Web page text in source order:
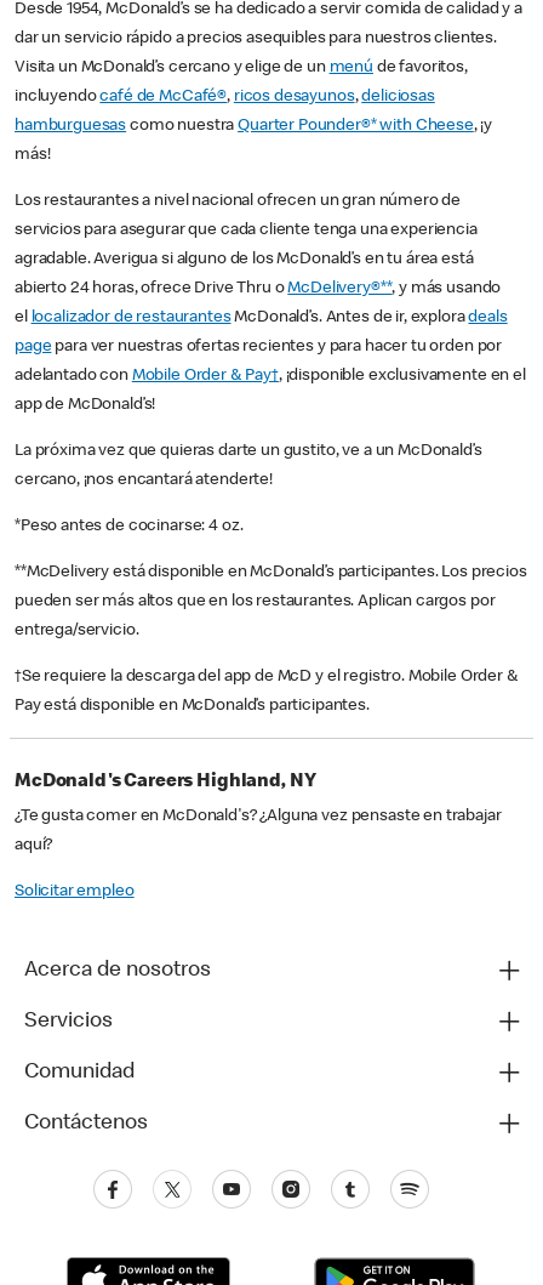
Desde 1954, McDonald’s se ha dedicado a servir comida de calidad y a
dar un servicio rápido a precios asequibles para nuestros clientes.
Visita un McDonald’s cercano y elige de un menú de favoritos,
incluyendocafé de McCafé®, ricos desayunos,deliciosas
hamburguesas como nuestraQuarter Pounder®* with Cheese, ¡y
más!
Los restaurantes a nivel nacional ofrecen un gran número de
servicios para asegurar que cada cliente tenga una experiencia
agradable. Averigua si alguno de los McDonald’s en tu área está
abierto 24 horas, ofrece Drive Thru oMcDelivery®**, y más usando
el localizador de restaurantesMcDonald’s. Antes de ir, exploradeals
pagepara ver nuestras ofertas recientes y para hacer tu orden por
adelantado con Mobile Order & Pay†, ¡disponible exclusivamente en el
app de McDonald’s!
La próxima vez que quieras darte un gustito, ve a un McDonald’s
cercano, ¡nos encantará atenderte!
*Peso antes de cocinarse: 4 oz.
**McDelivery está disponible en McDonald’s participantes. Los precios
pueden ser más altos que en los restaurantes. Aplican cargos por
entrega/servicio.
†Se requiere la descarga del app de McD y el registro. Mobile Order &
Pay está disponible en McDonald’s participantes.
McDonald's Careers Highland, NY
¿Te gusta comer en McDonald's? ¿Alguna vez pensaste en trabajar
aquí?
Solicitar empleo
Acerca de nosotros
Servicios
Comunidad
Contáctenos